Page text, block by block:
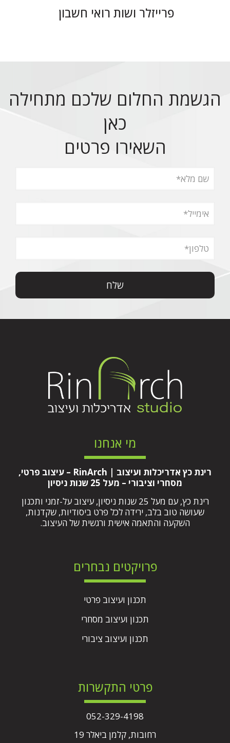
פרייזלר ושות רואי חשבון
הגשמת החלום שלכם מתחילה
כאן
השאירו פרטים
מי אנחנו
רינת כץ אדריכלות ועיצוב | RinArch – עיצוב פרטי,
מסחרי וציבורי – מעל 25 שנות ניסיון
רינת כץ, עם מעל 25 שנות ניסיון, עיצוב על-זמני ותכנון
שעושה טוב בלב, ירידה לכל פרט ביסודיות, שקדנות,
השקעה והתאמה אישית ורגשית של העיצוב.
פרויקטים נבחרים
תכנון ועיצוב פרטי
תכנון ועיצוב מסחרי
תכנון ועיצוב ציבורי
פרטי התקשרות
052-329-4198
רחובות, קלמן ביאלר 19